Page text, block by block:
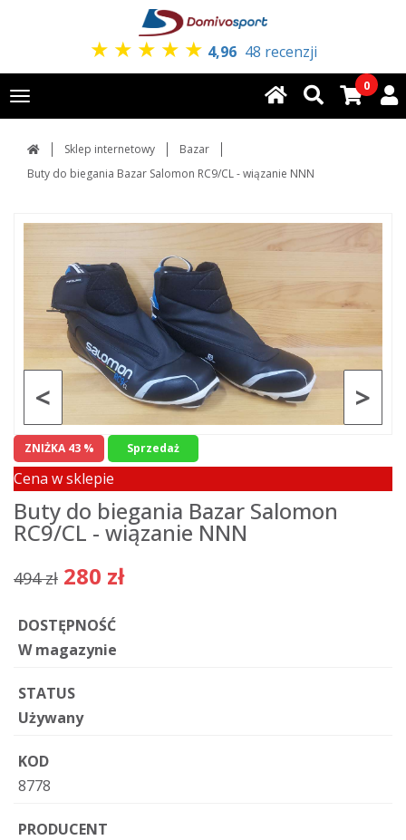
★ ★ ★ ★ ★ 4,96 48 recenzji
Toggle
navigation
0
Sklep internetowy
Bazar
Buty do biegania Bazar Salomon RC9/CL - wiązanie NNN
>
<
ZNIŻKA 43 % Sprzedaż
Cena w sklepie
Buty do biegania Bazar Salomon
RC9/CL - wiązanie NNN
494 zł 280 zł
DOSTĘPNOŚĆ
W magazynie
STATUS
Używany
KOD
8778
PRODUCENT